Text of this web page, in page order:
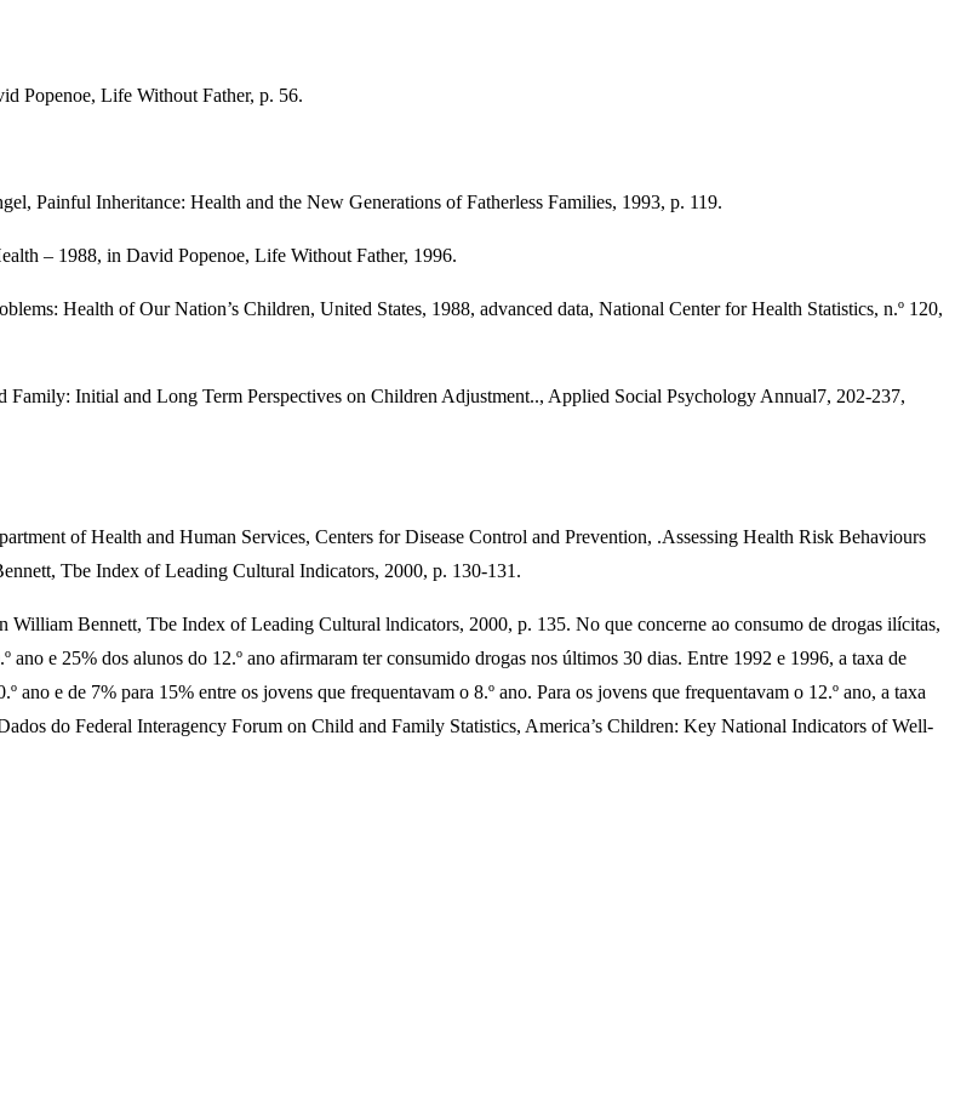
Popenoe, Life Without Father, p. 56.
Painful Inheritance: Health and the New Generations of Fatherless Families, 1993, p. 119.
– 1988, in David Popenoe, Life Without Father, 1996.
Health of Our Nation’s Children, United States, 1988, advanced data, National Center for Health Statistics, n.º 120,
Initial and Long Term Perspectives on Children Adjustment.., Applied Social Psychology Annual7, 202-237,
of Health and Human Services, Centers for Disease Control and Prevention, .Assessing Health Risk Behaviours
Tbe Index of Leading Cultural Indicators, 2000, p. 130-131.
Bennett, Tbe Index of Leading Cultural lndicators, 2000, p. 135. No que concerne ao consumo de drogas ilícitas,
e 25% dos alunos do 12.º ano afirmaram ter consumido drogas nos últimos 30 dias. Entre 1992 e 1996, a taxa de
e de 7% para 15% entre os jovens que frequentavam o 8.º ano. Para os jovens que frequentavam o 12.º ano, a taxa
do Federal Interagency Forum on Child and Family Statistics, America’s Children: Key National Indicators of Well-